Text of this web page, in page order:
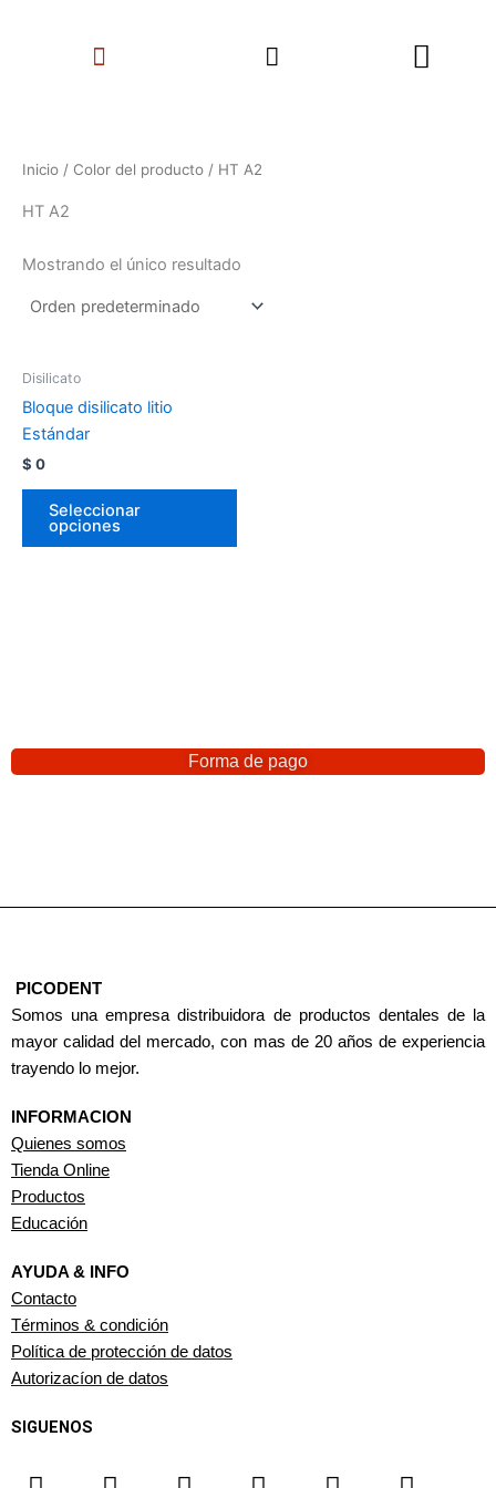
Menu Search
Inicio / Color del producto / HT A2
HT A2
Mostrando el único resultado
Disilicato
Bloque disilicato litio
Estándar
$ 0
Seleccionar
opciones
Forma de pago
PICODENT
Somos una empresa distribuidora de productos dentales de la
mayor calidad del mercado, con mas de 20 años de experiencia
trayendo lo mejor.
INFORMACION
Quienes somos
Tienda Online
Productos
Educación
AYUDA & INFO
Contacto
Términos & condición
Política de protección de datos
Autorizacíon de datos
SIGUENOS
F
I
T
Y
W
L